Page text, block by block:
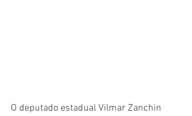
O deputado estadual Vilmar Zanchin